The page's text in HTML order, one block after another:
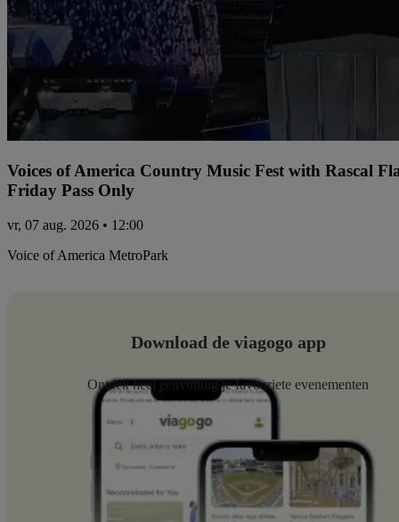
Voices of America Country Music Fest with Rascal
Friday Pass Only
vr, 07 aug. 2026 • 12:00
Voice of America MetroPark
Download de viagogo app
Ontdek heel eenvoudig je favouriete evenementen